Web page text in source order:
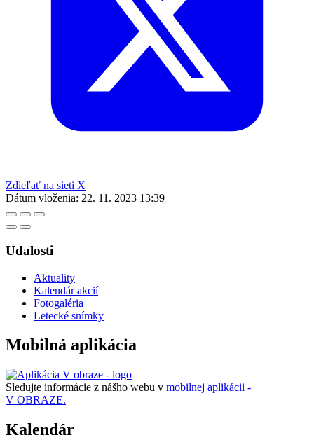
Zdieľať na sieti X
Dátum vloženia: 22. 11. 2023 13:39
Udalosti
Aktuality
Kalendár akcií
Fotogaléria
Letecké snímky
Mobilná aplikácia
Sledujte informácie z nášho webu v mobilnej aplikácii -
V OBRAZE.
Kalendár